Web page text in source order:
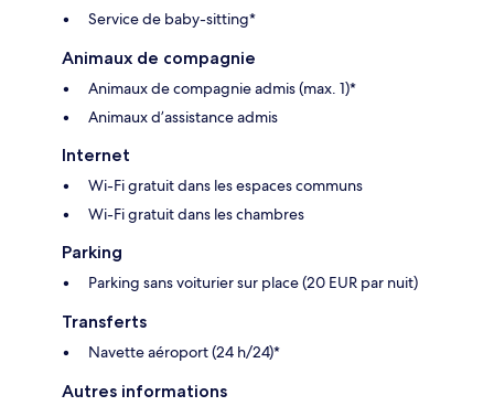
Service de baby-sitting*
Animaux de compagnie
Animaux de compagnie admis (max. 1)*
Animaux d’assistance admis
Internet
Wi-Fi gratuit dans les espaces communs
Wi-Fi gratuit dans les chambres
Parking
Parking sans voiturier sur place (20 EUR par nuit)
Transferts
Navette aéroport (24 h/24)*
Autres informations